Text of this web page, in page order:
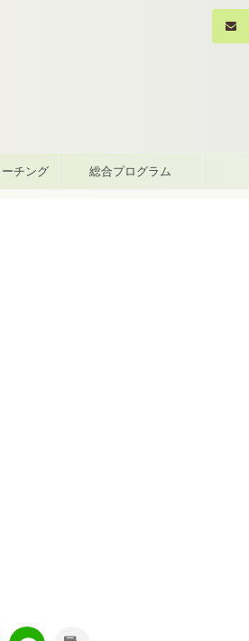
チング 総合プログラム